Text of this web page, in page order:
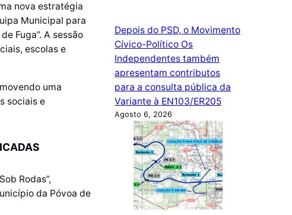
nova estratégia
Municipal para
Fuga”. A sessão
escolas e
uma
sociais e
Rodas”,
da Póvoa de
Depois do PSD, o Movimento
Cívico-Político Os
Independentes também
apresentam contributos
para a consulta pública da
Variante à EN103/ER205
Agosto 6, 2026